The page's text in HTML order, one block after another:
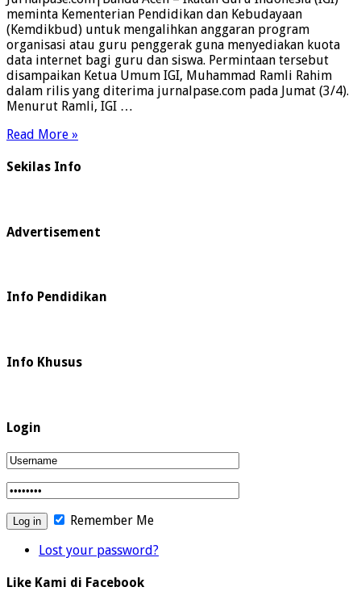
meminta Kementerian Pendidikan dan Kebudayaan
(Kemdikbud) untuk mengalihkan anggaran program
organisasi atau guru penggerak guna menyediakan kuota
data internet bagi guru dan siswa. Permintaan tersebut
disampaikan Ketua Umum IGI, Muhammad Ramli Rahim
dalam rilis yang diterima jurnalpase.com pada Jumat (3/4).
Menurut Ramli, IGI …
Read More »
Sekilas Info
Advertisement
Info Pendidikan
Info Khusus
Login
Remember Me
Lost your password?
Like Kami di Facebook